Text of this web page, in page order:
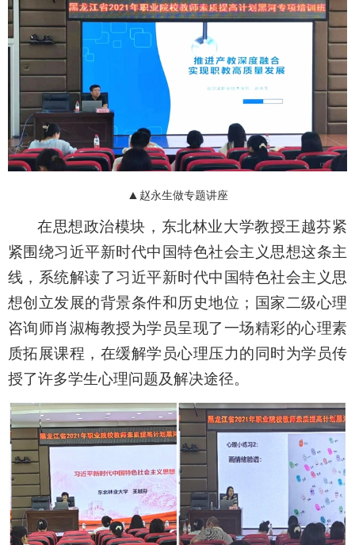
▲ 赵永生做专题讲座
在思想政治模块， 东北林业大学教授王越芬紧
紧围绕习近平新时代中国特色社会主义思想这条主
线，系统解读了习近平新时代中国特色社会主义思
想创立发展的背景条件和历史地位；国家二级心理
咨询师肖淑梅教授为学员呈现了一场精彩的心理素
质拓展课程，在缓解学员心理压力的同时为学员传
授了许多学生心理问题及解决途径。